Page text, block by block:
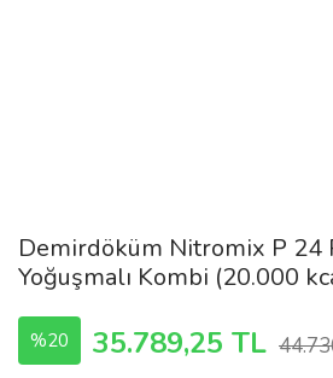
Demirdöküm Nitromix P 24
Yoğuşmalı Kombi (20.000
%20 35.789,25 TL